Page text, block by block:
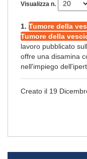
Visualizza n.
1. Tumore della
Tumore della
lavoro pubblicato
offre una disamina
nell'impiego
Creato il 19